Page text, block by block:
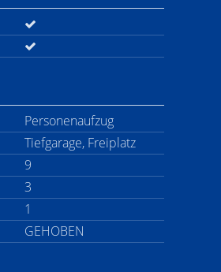
Personenaufzug
Tiefgarage, Freiplatz
9
3
1
GEHOBEN